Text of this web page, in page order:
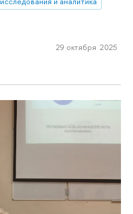
29 октября 2025